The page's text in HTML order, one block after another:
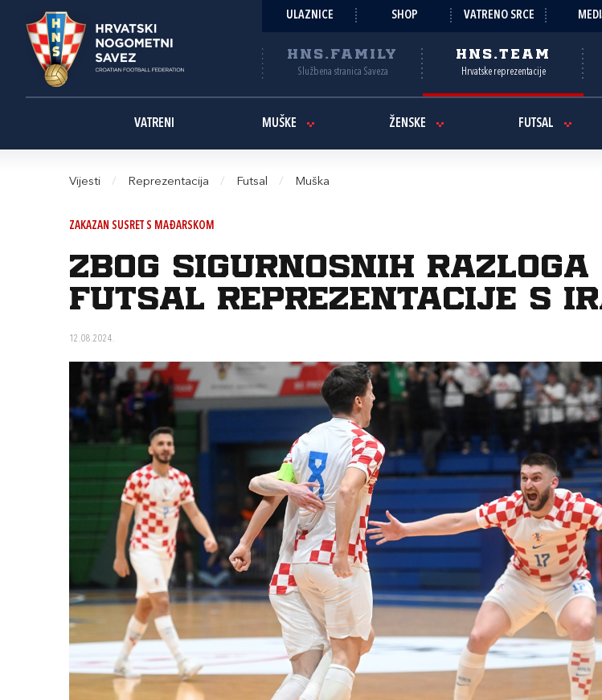
ULAZNICE SHOP VATRENO SRCE
HNS.FAMILY
Službena stranica Saveza
HNS.TEAM
Hrvatske reprezentacije
VATRENI MUŠKE ŽENSKE FUTSAL
Vijesti / Reprezentacija / Futsal / Muška
ZAKAZAN SUSRET S MAĐARSKOM
Zbog sigurnosnih razloga
futsal reprezentacije s
12.08.2024.